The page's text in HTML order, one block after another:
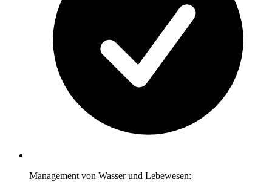
Management von Wasser und Lebewesen: